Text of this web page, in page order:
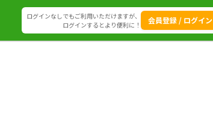
ログインなしでもご利用いただけますが、
ログインするとより便利に！
会員登録 / ログイン